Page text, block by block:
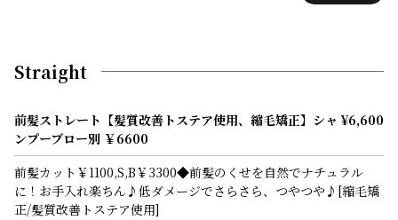
Straight
前髪ストレート【髪質改善トステア使用、縮毛矯正】シャ
ンプーブロー別 ￥6600
¥6,600
前髪カット￥1100,S,B￥3300◆前髪のくせを自然でナチュラル
に！お手入れ楽ちん♪低ダメージでさらさら、つやつや♪[縮毛矯
正/髪質改善トステア使用]